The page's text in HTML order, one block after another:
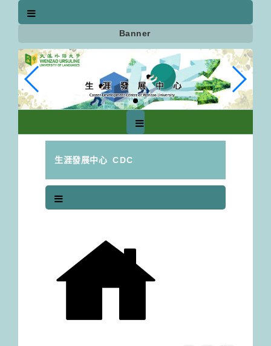
Banner
生涯發展中心 CDC